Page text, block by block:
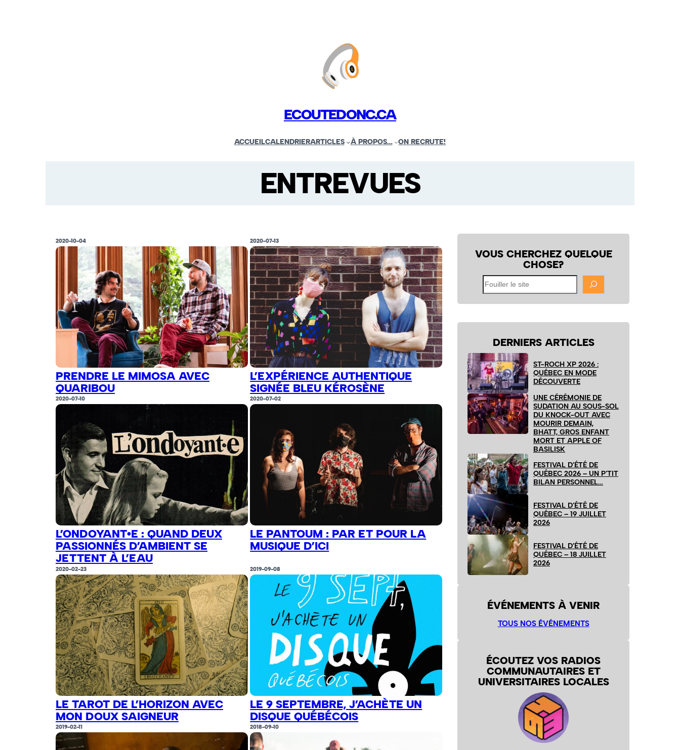
ECOUTEDONC.CA
ACCUEILCALENDRIERARTICLES À PROPOS… ON RECRUTE!
ENTREVUES
2020-10-04
PRENDRE LE MIMOSA AVEC
QUARIBOU
2020-07-13
L’EXPÉRIENCE AUTHENTIQUE
SIGNÉE BLEU KÉROSÈNE
2020-07-10
L’ONDOYANT•E : QUAND DEUX
PASSIONNÉS D’AMBIENT SE
JETTENT À L’EAU
2020-07-02
LE PANTOUM : PAR ET POUR LA
MUSIQUE D’ICI
2020-02-23
LE TAROT DE L’HORIZON AVEC
MON DOUX SAIGNEUR
2019-09-08
LE 9 SEPTEMBRE, J’ACHÈTE UN
DISQUE QUÉBÉCOIS
2019-02-11 2018-09-10
VOUS CHERCHEZ QUELQUE
CHOSE?
Fouiller
le
site
DERNIERS ARTICLES
ST-ROCH XP 2026 :
QUÉBEC EN MODE
DÉCOUVERTE
UNE CÉRÉMONIE DE
SUDATION AU SOUS-SOL
DU KNOCK-OUT AVEC
MOURIR DEMAIN,
BHATT, GROS ENFANT
MORT ET APPLE OF
BASILISK
FESTIVAL D’ÉTÉ DE
QUÉBEC 2026 – UN P’TIT
BILAN PERSONNEL…
FESTIVAL D’ÉTÉ DE
QUÉBEC – 19 JUILLET
2026
FESTIVAL D’ÉTÉ DE
QUÉBEC – 18 JUILLET
2026
ÉVÉNEMENTS À VENIR
TOUS NOS ÉVÉNEMENTS
ÉCOUTEZ VOS RADIOS
COMMUNAUTAIRES ET
UNIVERSITAIRES LOCALES